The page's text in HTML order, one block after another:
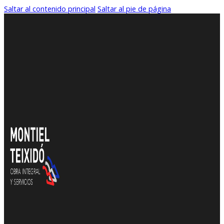
Saltar al contenido principal Saltar al pie de página